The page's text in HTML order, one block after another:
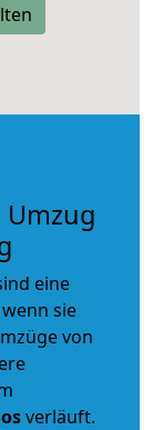
eine
sie
von
verläuft.